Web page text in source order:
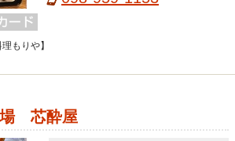
もりや】
場 芯酔屋